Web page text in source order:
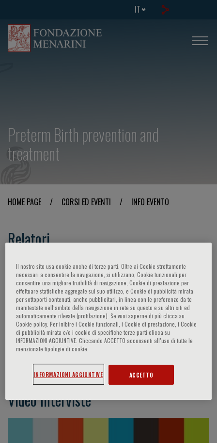
IT
Preterm Birth prevention and
treatment
HOME PAGE / CORSI ED EVENTI / INFO EVENTO
Relatori
Casini Alessandro, - -, Fanos Vassilios,
Frusca
Tiziana, Grobman William,Berghella Vincenzo,
Prefumo Federico,Conde-Agudelo Agustin,
O’Brien John,Duvekot Johannes J.,Locatelli
Anna,Kagan Karl Oliver,Thornton Jim,Bennett
Phillip R., Visser Gerard H.A.,Vergani Patrizia,
Ghi Tullio,Ferrazzi Enrico,Di Tommaso
Mariarosaria,Facchinetti Fabio,
Wagner Philipp
Video Interviste
Il nostro sito usa cookie anche di terze parti. Oltre ai Cookie strettamente
necessari a consentire la navigazione, si utilizzano, Cookie funzionali per
consentire una migliore fruibilità di navigazione, Cookie di prestazione per
effettuare statistiche aggregate sul suo utilizzo, e Cookie di pubblicità mirata
per sottoporti contenuti, anche pubblicitari, in linea con le preferenze da te
manifestate nell‘ambito della navigazione in rete su questo e su altri siti ed
automaticamente rilevate (profilazione). Se vuoi saperne di più clicca su
Cookie policy. Per inibire i Cookie funzionali, i Cookie di prestazione, i Cookie
di pubblicità mirata e/o i cookie di specifiche terze parti clicca su
INFORMAZIONI AGGIUNTIVE. Cliccando ACCETTO acconsenti all’uso di tutte le
menzionate tipologie di cookie.
INFORMAZIONI AGGIUNTIVE ACCETTO